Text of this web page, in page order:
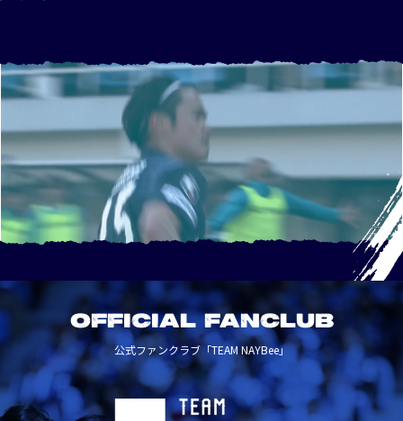
OFFICIAL FANCLUB
公式ファンクラブ「TEAM NAYBee」